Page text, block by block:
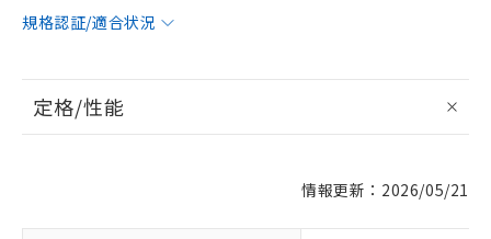
規格認証/適合状況
定格/性能
情報更新：2026/05/21